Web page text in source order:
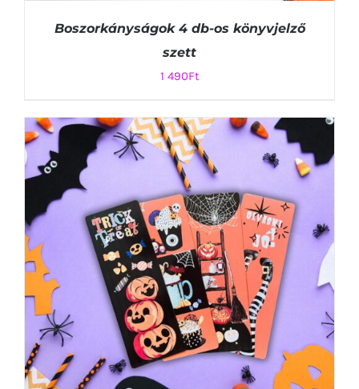
KOSÁRBA TESZEM
RÉSZLETEK
Boszorkányságok 4 db-os könyvjelző
szett
1 490Ft